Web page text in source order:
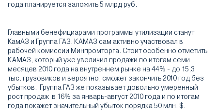
года планируется заложить 5 млрд руб.
Главными бенефициарами программы утилизации станут
КамАЗ и Группа ГАЗ. КАМАЗ сам активно участвовал в
рабочей комиссии Минпромторга. Стоит особенно отметить
КАМАЗ, который уже увеличил продажи по итогам семи
месяцев 2010 года на внутреннем рынке на 44% - до 15,3
тыс. грузовиков и вероятно, сможет закончить 2010 год без
убытков. Группа ГАЗ же показывает довольно умеренный
рост продаж в 16% за январь-август 2010 года и по итогам
года покажет значительный убыток порядка 50 млн. $.